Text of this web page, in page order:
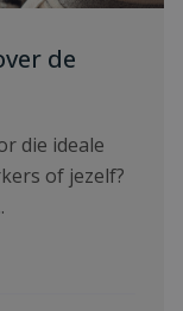
de
die ideale
of jezelf?